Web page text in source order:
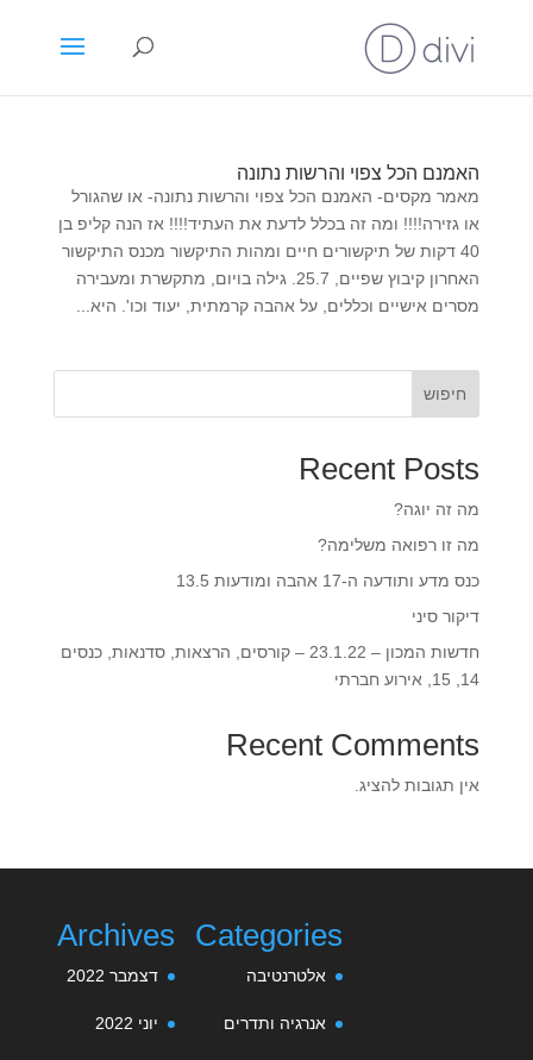
האמנם הכל צפוי והרשות נתונה
מאמר מקסים- האמנם הכל צפוי והרשות נתונה- או שהגורל
או גזירה!!!! ומה זה בכלל לדעת את העתיד!!!! אז הנה קליפ בן
40 דקות של תיקשורים חיים ומהות התיקשור מכנס התיקשור
האחרון קיבוץ שפיים, 25.7. גילה בויום, מתקשרת ומעבירה
מסרים אישיים וכללים, על אהבה קרמתית, יעוד וכו'. היא...
חיפוש
Recent Posts
מה זה יוגה?
מה זו רפואה משלימה?
כנס מדע ותודעה ה-17 אהבה ומודעות 13.5‎‎
דיקור סיני
חדשות המכון – 23.1.22 – קורסים, הרצאות, סדנאות, כנסים
14, 15, אירוע חברתי
Recent Comments
אין תגובות להציג.
Archives
דצמבר 2022
יוני 2022
Categories
אלטרנטיבה
אנרגיה ותדרים